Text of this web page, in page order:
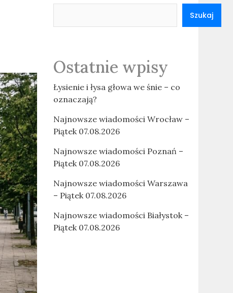
Szukaj
Ostatnie wpisy
Łysienie i łysa głowa we śnie – co
oznaczają?
Najnowsze wiadomości Wrocław –
Piątek 07.08.2026
Najnowsze wiadomości Poznań –
Piątek 07.08.2026
Najnowsze wiadomości Warszawa
– Piątek 07.08.2026
Najnowsze wiadomości Białystok –
Piątek 07.08.2026